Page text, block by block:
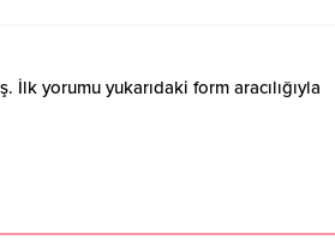
İlk yorumu yukarıdaki form aracılığıyla